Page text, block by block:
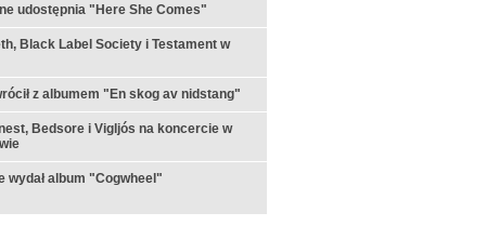
udostępnia "Here She Comes"
Black Label Society i Testament w
z albumem "En skog av nidstang"
Bedsore i Vigljós na koncercie w
wydał album "Cogwheel"